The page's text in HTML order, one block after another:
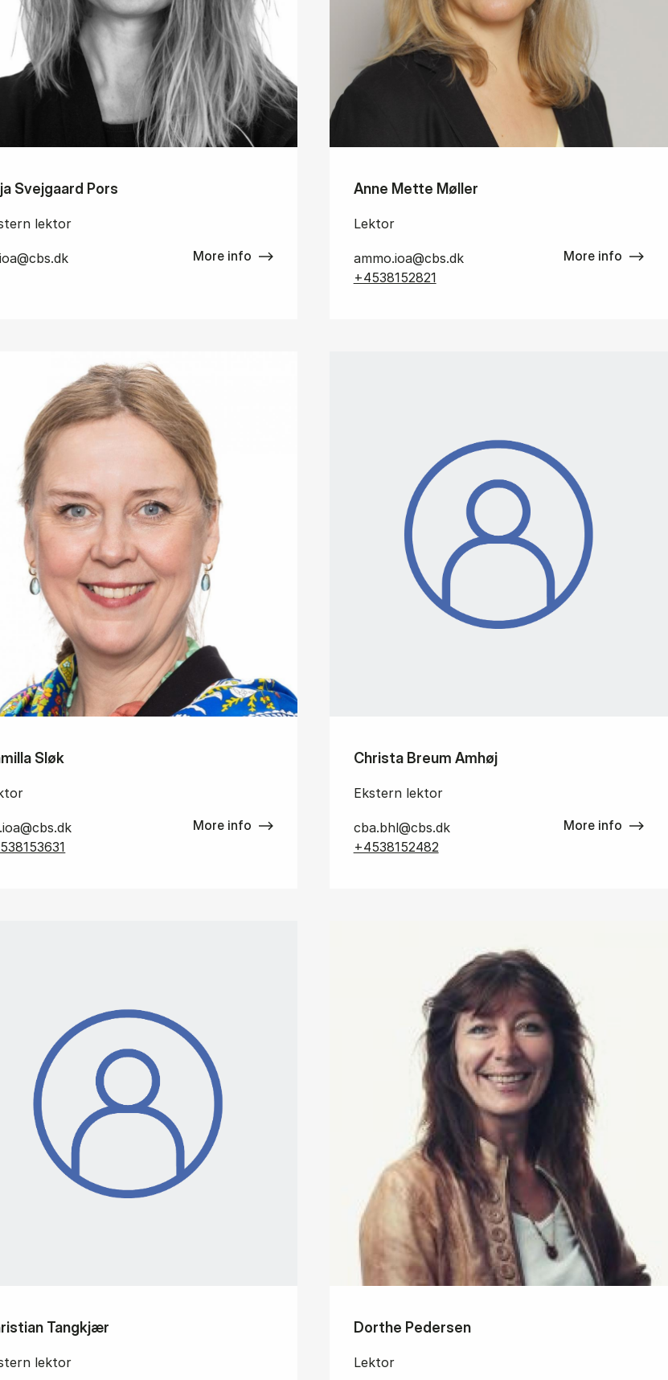
Svejgaard Pors
lektor
More info
Anne Mette Møller
Lektor
ammo.ioa@cbs.dk
+4538152821
More info
Sløk
More info
Christa Breum Amhøj
Ekstern lektor
cba.bhl@cbs.dk
+4538152482
More info
Tangkjær
lektor
Dorthe Pedersen
Lektor